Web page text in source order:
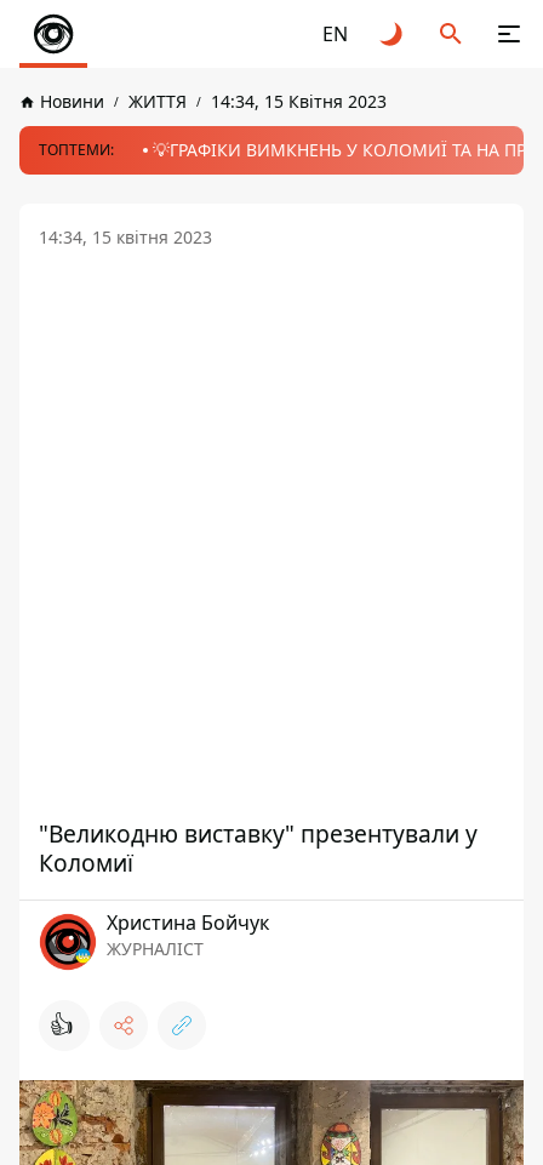
EN
Новини ЖИТТЯ 14:34, 15 Квітня 2023
ТОПТЕМИ: 💡ГРАФІКИ ВИМКНЕНЬ У КОЛОМИЇ ТА НА
14:34, 15 квітня 2023
"Великодню виставку" презентували у
Коломиї
Христина Бойчук
ЖУРНАЛІСТ
👍